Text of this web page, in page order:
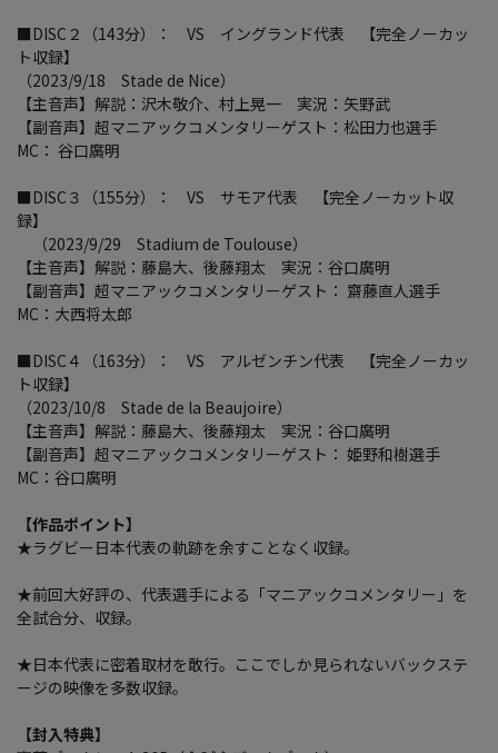
■DISC２（143分）： VS イングランド代表 【完全ノーカッ
ト収録】
（2023/9/18 Stade de Nice）
【主音声】解説：沢木敬介、村上晃一 実況：矢野武
【副音声】超マニアックコメンタリーゲスト：松田力也選手
MC： 谷口廣明
■DISC３（155分）： VS サモア代表 【完全ノーカット収
録】
（2023/9/29 Stadium de Toulouse）
【主音声】解説：藤島大、後藤翔太 実況：谷口廣明
【副音声】超マニアックコメンタリーゲスト： 齋藤直人選手
MC：大西将太郎
■DISC４（163分）： VS アルゼンチン代表 【完全ノーカッ
ト収録】
（2023/10/8 Stade de la Beaujoire）
【主音声】解説：藤島大、後藤翔太 実況：谷口廣明
【副音声】超マニアックコメンタリーゲスト： 姫野和樹選手
MC：谷口廣明
【作品ポイント】
★ラグビー日本代表の軌跡を余すことなく収録。
★前回大好評の、代表選手による「マニアックコメンタリー」を
全試合分、収録。
★日本代表に密着取材を敢行。ここでしか見られないバックステ
ージの映像を多数収録。
【封入特典】